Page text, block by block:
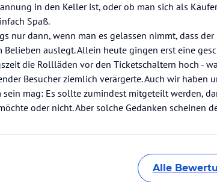
in den Keller ist, oder ob man sich als
Spaß.
nur dann, wenn man es gelassen nimmt, dass
Belieben auslegt. Allein heute gingen erst eine
die Rollläden vor den Ticketschaltern hoch -
Besucher ziemlich verärgerte. Auch wir haben
sein mag: Es sollte zumindest mitgeteilt werden,
oder nicht. Aber solche Gedanken scheinen
Alle